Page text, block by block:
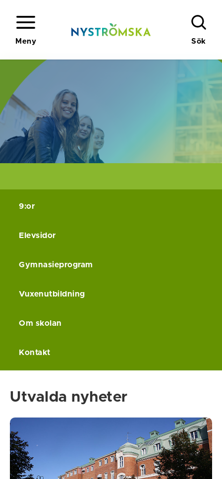
Meny Sök
9:or
Elevsidor
Gymnasieprogram
Vuxenutbildning
Om skolan
Kontakt
Utvalda nyheter